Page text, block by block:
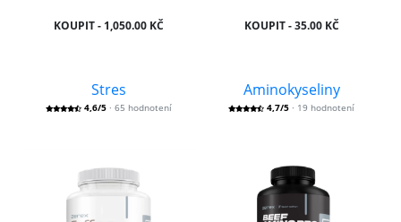
KOUPIT - 1,050.00 KČ KOUPIT - 35.00 KČ
Stres
4,6/5 · 65 hodnotení
Aminokyseliny
4,7/5 · 19 hodnotení